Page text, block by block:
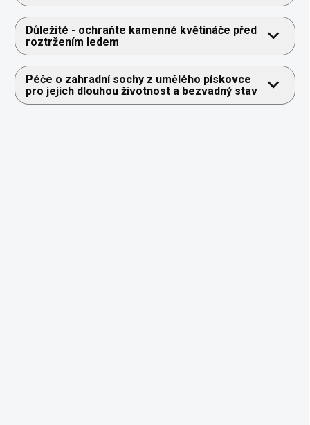
Důležité - ochraňte kamenné květináče před
roztržením ledem
Péče o zahradní sochy z umělého pískovce
pro jejich dlouhou životnost a bezvadný stav